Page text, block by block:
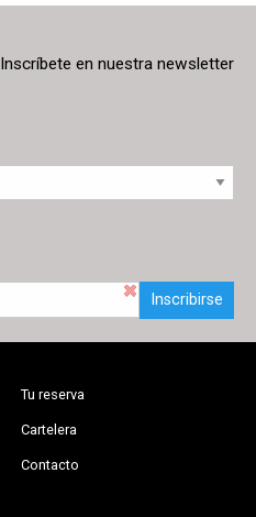
Inscríbete en nuestra newsletter
Inscribirse
Tu reserva
Cartelera
Contacto